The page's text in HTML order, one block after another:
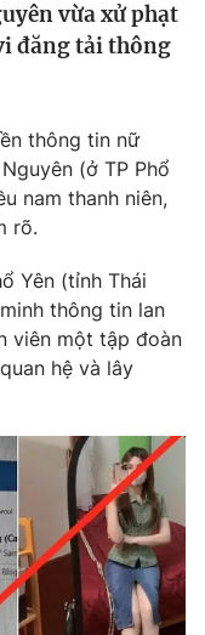
vừa xử phạt
đăng tải thông
thông tin nữ
(ở TP Phổ
nam thanh niên,
rõ.
Yên (tỉnh Thái
thông tin lan
viên một tập đoàn
hệ và lây